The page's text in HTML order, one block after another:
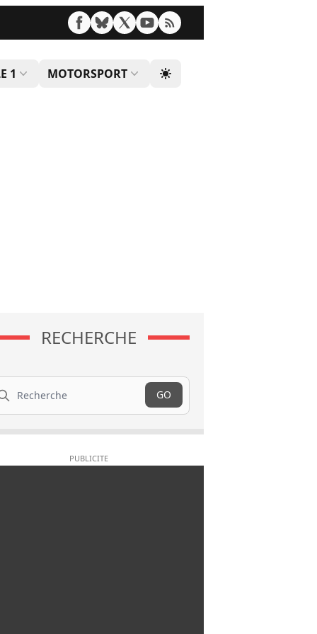
1 MOTORSPORT
RECHERCHE
GO